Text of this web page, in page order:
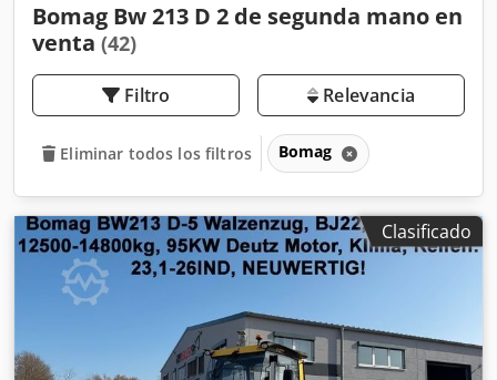
Bomag Bw 213 D 2 de segunda mano en
venta (42)
Filtro Relevancia
Eliminar todos los filtros Bomag
Clasificado